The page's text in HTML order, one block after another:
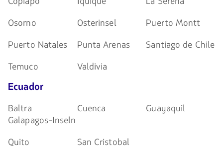
Osorno
Osterinsel
Puerto Montt
Puerto Natales
Punta Arenas
Santiago de Chile
Temuco
Valdivia
Ecuador
Baltra
Galapagos-Inseln
Cuenca Guayaquil
Quito San Cristobal